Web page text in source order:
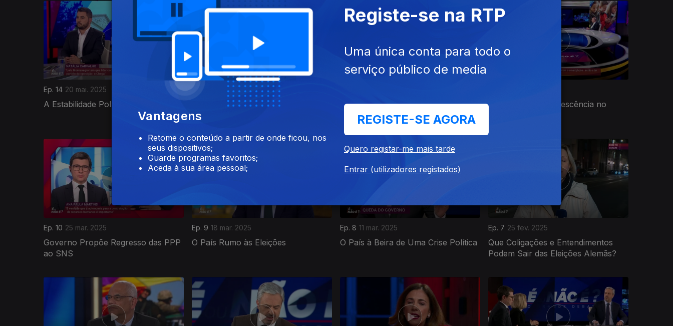
Ep. 14 20 mai. 2025
A Estabilidade Política é Possível?
Ep. 13 13 mai. 2025
As Eleições de 18 de Maio e os
Cenários de Governabilidade
O Que Causou o Apagão?
Os Perigos da Adolescência no
840582
Ep. 10 25 mar. 2025
Governo Propõe Regresso das PPP
ao SNS
Ep. 9 18 mar. 2025
O País Rumo às Eleições
Ep. 8 11 mar. 2025
O País à Beira de Uma Crise Política
Ep. 7 25 fev. 2025
Que Coligações e Entendimentos
Podem Sair das Eleições Alemãs?
Vantagens
Retome o conteúdo a partir de onde ficou, nos
seus dispositivos;
Guarde programas favoritos;
Aceda à sua área pessoal;
Registe-se na RTP
Uma única conta para todo o
serviço público de media
REGISTE-SE AGORA
Quero registar-me mais tarde
Entrar (utilizadores registados)